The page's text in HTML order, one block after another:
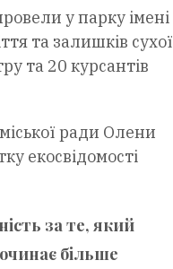
у парку імені
та залишків сухої
та 20 курсантів
ради Олени
екосвідомості
за те, який
більше